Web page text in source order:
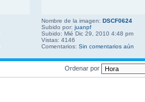
Nombre de la imagen: DSCF0624
Subido por: juanpf
Subido: Mié Dic 29, 2010 4:48 pm
Vistas: 4146
Comentarios: Sin comentarios aún
Ordenar por